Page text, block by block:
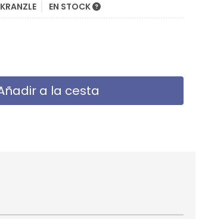
KRANZLE EN STOCK
a la cesta